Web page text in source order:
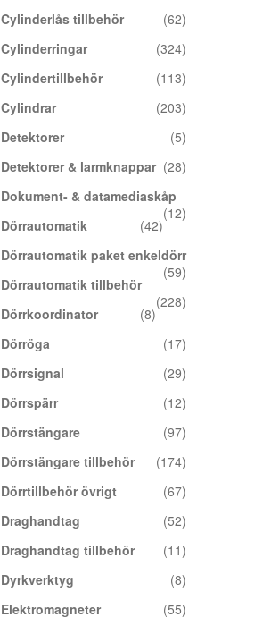
Cylinderlås tillbehör
(62)
Cylinderringar
(324)
Cylindertillbehör
(113)
Cylindrar
(203)
Detektorer
(5)
Detektorer & larmknappar (28)
Dokument- & datamediaskåp
(12)
Dörrautomatik
(42)
Dörrautomatik paket enkeldörr
(59)
Dörrautomatik tillbehör
(228)
Dörrkoordinator
(8)
Dörröga
(17)
Dörrsignal
(29)
Dörrspärr
(12)
Dörrstängare
(97)
Dörrstängare tillbehör
(174)
Dörrtillbehör övrigt
(67)
Draghandtag
(52)
Draghandtag tillbehör
(11)
Dyrkverktyg
(8)
Elektromagneter
(55)